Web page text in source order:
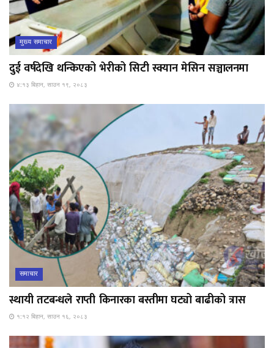
मुख्य समाचार
दुई वर्षदेखि थन्किएको भेरीको सिटी स्क्यान मेसिन सञ्चालनमा
४:१३ बिहान, साउन १९, २०८३
समाचार
स्थायी तटबन्धले राप्ती किनारका बस्तीमा घट्यो बाढीको त्रास
१:१२ बिहान, साउन १६, २०८३